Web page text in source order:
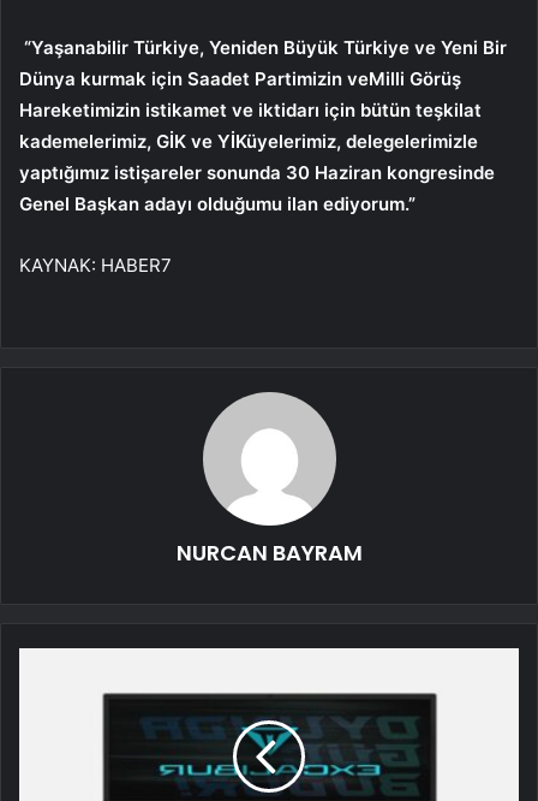
“Yaşanabilir Türkiye, Yeniden Büyük Türkiye ve Yeni Bir
Dünya kurmak için Saadet Partimizin veMilli Görüş
Hareketimizin istikamet ve iktidarı için bütün teşkilat
kademelerimiz, GİK ve YİKüyelerimiz, delegelerimizle
yaptığımız istişareler sonunda 30 Haziran kongresinde
Genel Başkan adayı olduğumu ilan ediyorum.”
KAYNAK: HABER7
NURCAN BAYRAM